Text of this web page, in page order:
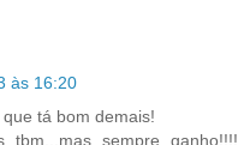
às 16:20
tá bom demais!
tbm...mas sempre ganho!!!!